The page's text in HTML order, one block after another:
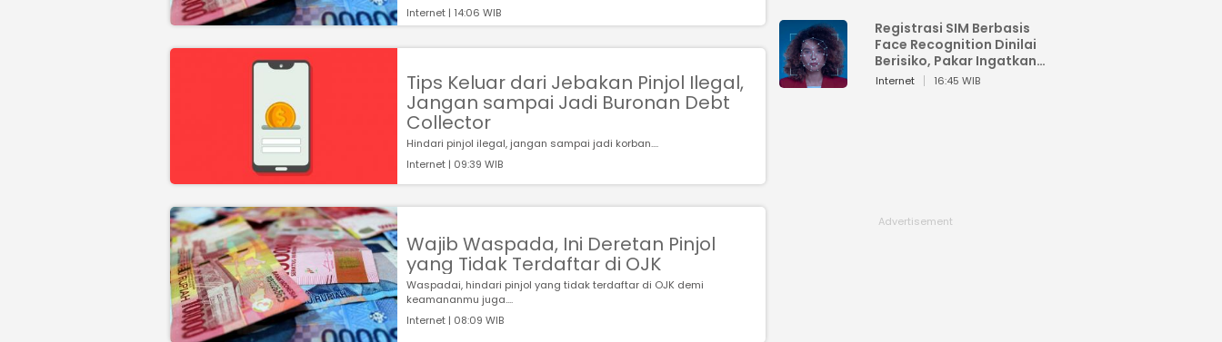
Internet | 14:06 WIB
Tips Keluar dari Jebakan Pinjol Ilegal,
Jangan sampai Jadi Buronan Debt
Collector
Hindari pinjol ilegal, jangan sampai jadi korban....
Internet | 09:39 WIB
Wajib Waspada, Ini Deretan Pinjol
yang Tidak Terdaftar di OJK
Waspadai, hindari pinjol yang tidak terdaftar di OJK demi
keamananmu juga....
Internet | 08:09 WIB
Registrasi SIM Berbasis
Face Recognition Dinilai
Berisiko, Pakar Ingatkan
Ancaman Privasi dan
Internet 16:45 WIB